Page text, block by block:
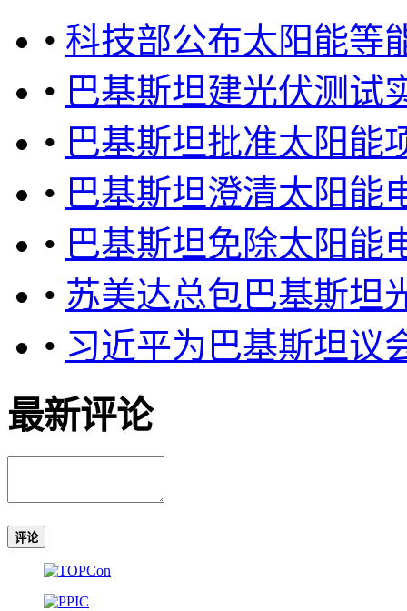
• 科技部公布太阳能等
• 巴基斯坦建光伏测试
• 巴基斯坦批准太阳能
• 巴基斯坦澄清太阳能
• 巴基斯坦免除太阳能
• 苏美达总包巴基斯坦
• 习近平为巴基斯坦议
最新评论
评论